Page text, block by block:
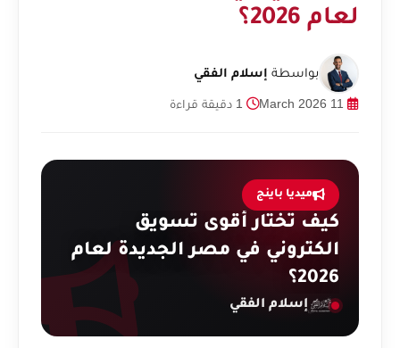
لعام 2026؟
بواسطة إسلام الفقي
ميديا باينج
كيف تختار أقوى تسويق
الكتروني في مصر الجديدة لعام
2026؟
إسلام الفقي